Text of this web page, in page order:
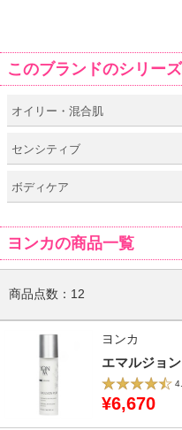
このブランドのシリーズ
オイリー・混合肌
センシティブ
ボディケア
ヨンカの商品一覧
商品点数： 12
ヨンカ
エマルジョ
¥6,670